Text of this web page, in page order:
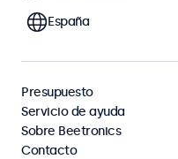
integrarse
Filtrar (21)
VGA Escritorio
España
Presupuesto
Servicio de ayuda
Sobre Beetronics
Contacto